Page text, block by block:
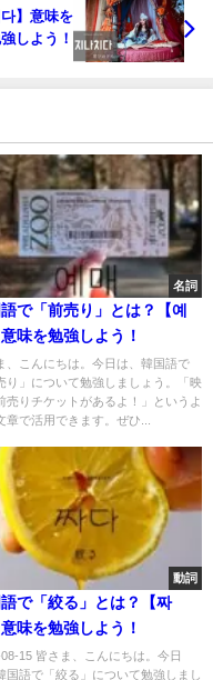
】意味を
しよう！
名詞
で「前売り」とは？【예
味を勉強しよう！
、こんにちは。今日は、韓国語で
り」について勉強しましょう。「映
売りチケットがあるよ！」というよ
章で活用できます。ぜひ...
動詞
で「絞る」とは？【짜
味を勉強しよう！
15 皆さま、こんにちは。今日
国語で「絞る」について勉強しまし